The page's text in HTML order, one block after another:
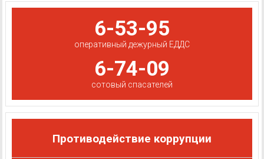
6-53-95
оперативный дежурный ЕДДС
6-74-09
сотовый спасателей
Противодействие коррупции